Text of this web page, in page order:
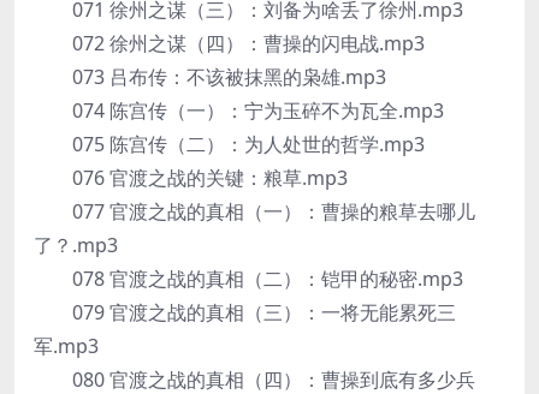
071 徐州之谋（三）：刘备为啥丢了徐州.mp3
072 徐州之谋（四）：曹操的闪电战.mp3
073 吕布传：不该被抹黑的枭雄.mp3
074 陈宫传（一）：宁为玉碎不为瓦全.mp3
075 陈宫传（二）：为人处世的哲学.mp3
076 官渡之战的关键：粮草.mp3
077 官渡之战的真相（一）：曹操的粮草去哪儿
了？.mp3
078 官渡之战的真相（二）：铠甲的秘密.mp3
079 官渡之战的真相（三）：一将无能累死三
军.mp3
080 官渡之战的真相（四）：曹操到底有多少兵